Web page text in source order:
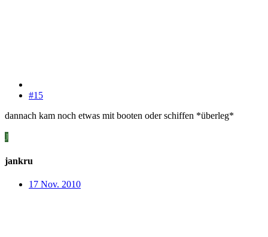
#15
dannach kam noch etwas mit booten oder schiffen *überleg*
J
jankru
17 Nov. 2010